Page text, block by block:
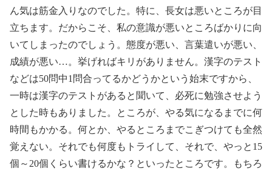
ん気は筋金入りなのでした。特に、長女は悪いところが目
立ちます。だからこそ、私の意識が悪いところばかりに向
いてしまったのでしょう。態度が悪い、言葉遣いが悪い、
成績が悪い…。挙げればキリがありません。漢字のテスト
などは50問中1問合ってるかどうかという始末ですから、
一時は漢字のテストがあると聞いて、必死に勉強させよう
とした時もありました。ところが、やる気になるまでに何
時間もかかる。何とか、やるところまでこぎつけても全然
覚えない。それでも何度もトライして、それで、やっと15
個～20個くらい書けるかな？といったところです。もちろ